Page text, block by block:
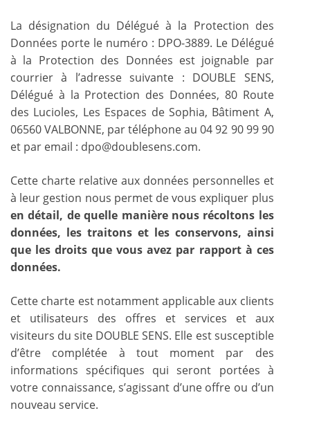
La désignation du Délégué à la Protection des
Données porte le numéro : DPO-3889. Le Délégué
à la Protection des Données est joignable par
courrier à l’adresse suivante : DOUBLE SENS,
Délégué à la Protection des Données, 80 Route
des Lucioles, Les Espaces de Sophia, Bâtiment A,
06560 VALBONNE, par téléphone au 04 92 90 99 90
et par email : dpo@doublesens.com.
Cette charte relative aux données personnelles et
à leur gestion nous permet de vous expliquer plus
en détail, de quelle manière nous récoltons les
données, les traitons et les conservons, ainsi
que les droits que vous avez par rapport à ces
données.
Cette charte est notamment applicable aux clients
et utilisateurs des offres et services et aux
visiteurs du site DOUBLE SENS. Elle est susceptible
d’être complétée à tout moment par des
informations spécifiques qui seront portées à
votre connaissance, s’agissant d’une offre ou d’un
nouveau service.